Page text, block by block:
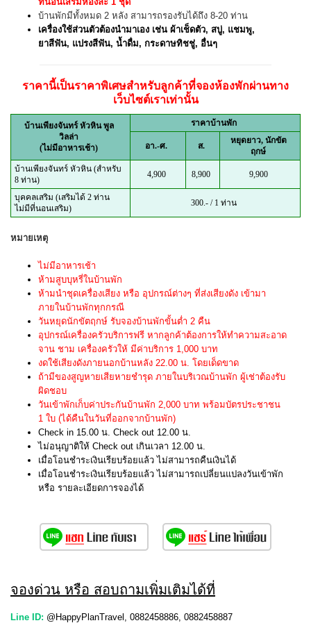
บ้านพักมีทั้งหมด 2 หลัง สามารถรองรับได้ถึง 8-20 ท่าน
เครื่องใช้ส่วนตัวต้องนำมาเอง เช่น ผ้าเช็ดตัว, สบู่, แชมพู,
ยาสีฟัน, แปรงสีฟัน, น้ำดื่ม, กระดาษทิชชู่, อื่นๆ
ราคานี้เป็นราคาพิเศษสำหรับลูกค้าที่จองห้องพักผ่านทาง
เว็บไซต์เราเท่านั้น
บ้านเพียงจันทร์ หัวหิน พูล
วิลล่า
(ไม่มีอาหารเช้า)
ราคาบ้านพัก
อา.-ศ. ส.
หยุดยาว, นักขัต
ฤกษ์
บ้านเพียงจันทร์ หัวหิน (สำหรับ
8 ท่าน)
4,900 8,900 9,900
บุคคลเสริม (เสริมได้ 2 ท่าน
ไม่มีที่นอนเสริม)
300.- / 1 ท่าน
หมายเหตุ
ไม่มีอาหารเช้า
ห้ามสูบบุหรี่ในบ้านพัก
ห้ามนำชุดเครื่องเสียง หรือ อุปกรณ์ต่างๆ ที่ส่งเสียงดัง เข้ามา
ภายในบ้านพักทุกกรณี
วันหยุดนักขัตฤกษ์ รับจองบ้านพักขั้นต่ำ 2 คืน
อุปกรณ์เครื่องครัวบริการฟรี หากลูกค้าต้องการให้ทำความสะอาด
จาน ชาม เครื่องครัวให้ มีค่าบริการ 1,000 บาท
งดใช้เสียงดังภายนอกบ้านหลัง 22.00 น. โดยเด็ดขาด
ถ้ามีของสูญหายเสียหายชำรุด ภายในบริเวณบ้านพัก ผู้เช่าต้องรับ
ผิดชอบ
วันเข้าพักเก็บค่าประกันบ้านพัก 2,000 บาท พร้อมบัตรประชาชน
1 ใบ (ได้คืนในวันที่ออกจากบ้านพัก)
Check in 15.00 น. Check out 12.00 น.
ไม่อนุญาติให้ Check out เกินเวลา 12.00 น.
เมื่อโอนชำระเงินเรียบร้อยแล้ว ไม่สามารถคืนเงินได้
เมื่อโอนชำระเงินเรียบร้อยแล้ว ไม่สามารถเปลี่ยนแปลงวันเข้าพัก
หรือ รายละเอียดการจองได้
จองด่วน หรือ สอบถามเพิ่มเติมได้ที่
Line ID: @HappyPlanTravel, 0882458886, 0882458887